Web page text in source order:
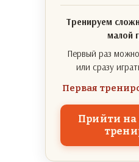
Тренируем
малой
Первый раз
или сразу
Первая
Прийти